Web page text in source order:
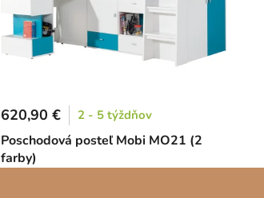
Poschodová posteľ Mobi MO21 (2
farby)
620,90 € 2 - 5 týždňov